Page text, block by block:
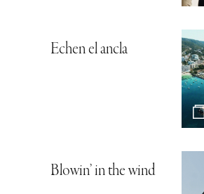
Echen el ancla
Blowin’ in the wind